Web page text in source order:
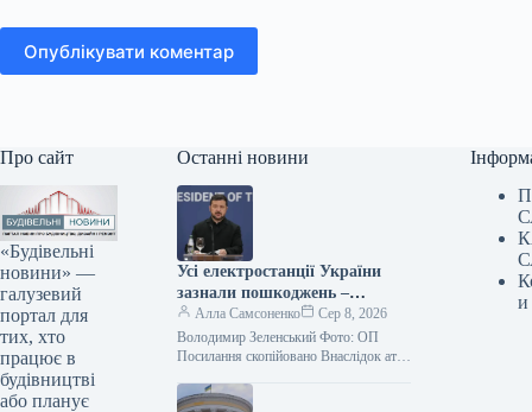
Опублікувати коментар
Про сайт
«Будівельні
новини» —
галузевий
портал для
тих, хто
працює в
будівництві
або планує
Останні новини
Усі електростанції України
зазнали пошкоджень –
Зеленський
Алла Самсоненко
Сер 8, 2026
Володимир Зеленський Фото: ОП
Посилання скопійовано Внаслідок атак
жодного цілого об’єкта
и